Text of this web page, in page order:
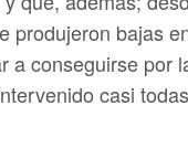
produjeron bajas
a conseguirse por
casi